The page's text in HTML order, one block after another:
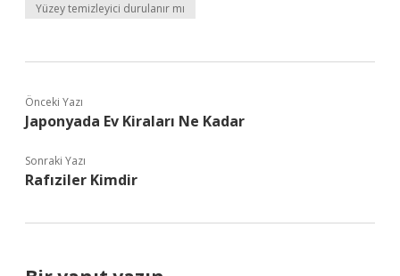
Yüzey temizleyici durulanır mı
Önceki Yazı
Japonyada Ev Kiraları Ne Kadar
Sonraki Yazı
Rafıziler Kimdir